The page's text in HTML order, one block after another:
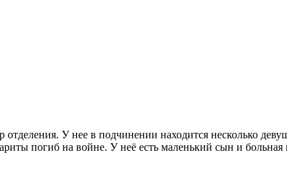
У нее в подчинении находится несколько
погиб на войне. У неё есть маленький сын и больная